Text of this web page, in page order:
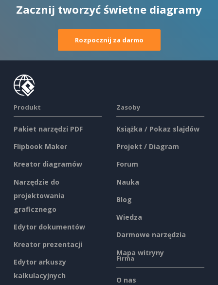
Zacznij tworzyć świetne diagramy
Rozpocznij za darmo
Produkt
Pakiet narzędzi PDF
Flipbook Maker
Kreator diagramów
Narzędzie do
projektowania
graficznego
Edytor dokumentów
Kreator prezentacji
Edytor arkuszy
kalkulacyjnych
Zasoby
Książka / Pokaz slajdów
Projekt / Diagram
Forum
Nauka
Blog
Wiedza
Darmowe narzędzia
Mapa witryny
Firma
O nas